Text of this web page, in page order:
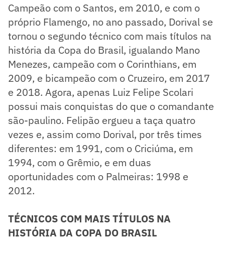
Campeão com o Santos, em 2010, e com o
próprio Flamengo, no ano passado, Dorival se
tornou o segundo técnico com mais títulos na
história da Copa do Brasil, igualando Mano
Menezes, campeão com o Corinthians, em
2009, e bicampeão com o Cruzeiro, em 2017
e 2018. Agora, apenas Luiz Felipe Scolari
possui mais conquistas do que o comandante
são-paulino. Felipão ergueu a taça quatro
vezes e, assim como Dorival, por três times
diferentes: em 1991, com o Criciúma, em
1994, com o Grêmio, e em duas
oportunidades com o Palmeiras: 1998 e
2012.
TÉCNICOS COM MAIS TÍTULOS NA
HISTÓRIA DA COPA DO BRASIL